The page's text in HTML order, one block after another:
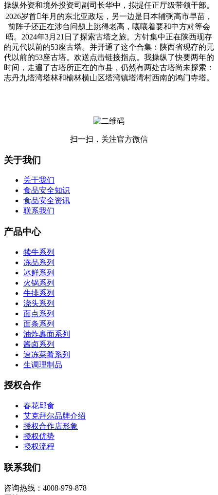
操纵外资和境外投资司副司长华中，拟提任正厅级带领干部。
2026岁首年月的东北亚政坛，另一边是日本辅弼高市早苗，
前阵子还正在涉台问题上跳得老高，嚷嚷着要和中方对等会
晤。2024年3月21日了探索古塔之旅。方针集中正在陕西现存
的元代以前的53座古塔。并开通了这个合集：陕西省现存的元
代以前的53座古塔。欢送点击链接指点。我操纵了快要两年的
时间，走遍了古塔所正在的市县，仍然有两处古塔尚未探索：
志丹九塔湾塔林和榆林横山区塔湾镇塔湾村西南的鸿门寺塔。
扫一扫，关注官方微信
关于我们
关于我们
食品安全知识
食品安全资讯
联系我们
产品中心
犊牛系列
冻品系列
冰鲜系列
火锅系列
牛排系列
浇头系列
面点系列
面条系列
油炸裹面系列
酱卤系列
速冻菜肴系列
生调理制品
授权合作
春花邱食
艾克拜尔品牌介绍
授权合作店形象
授权优势
授权流程
联系我们
咨询热线：4008-979-878